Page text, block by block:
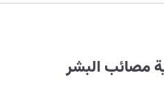
مصائب البشر